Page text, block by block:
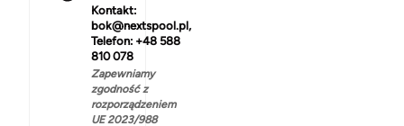
Kontakt:
bok@nextspool.pl,
Telefon: +48 588
810 078
Zapewniamy
zgodność z
rozporządzeniem
UE 2023/988